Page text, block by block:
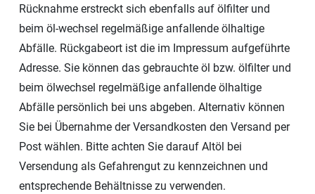
Rücknahme erstreckt sich ebenfalls auf ölfilter und
beim öl-wechsel regelmäßige anfallende ölhaltige
Abfälle. Rückgabeort ist die im Impressum aufgeführte
Adresse. Sie können das gebrauchte öl bzw. ölfilter und
beim ölwechsel regelmäßige anfallende ölhaltige
Abfälle persönlich bei uns abgeben. Alternativ können
Sie bei Übernahme der Versandkosten den Versand per
Post wählen. Bitte achten Sie darauf Altöl bei
Versendung als Gefahrengut zu kennzeichnen und
entsprechende Behältnisse zu verwenden.